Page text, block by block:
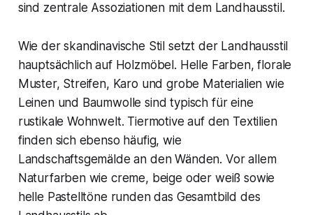
sind zentrale Assoziationen mit dem Landhausstil.
Wie der skandinavische Stil setzt der Landhausstil
hauptsächlich auf Holzmöbel. Helle Farben, florale
Muster, Streifen, Karo und grobe Materialien wie
Leinen und Baumwolle sind typisch für eine
rustikale Wohnwelt. Tiermotive auf den Textilien
finden sich ebenso häufig, wie
Landschaftsgemälde an den Wänden. Vor allem
Naturfarben wie creme, beige oder weiß sowie
helle Pastelltöne runden das Gesamtbild des